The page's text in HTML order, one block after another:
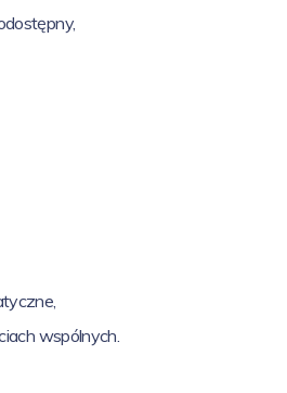
wspólnych.